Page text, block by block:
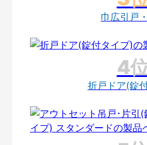
巾広引戸
折戸ドア(錠